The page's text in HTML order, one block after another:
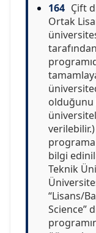
164 Çift
Ortak
olduğunu
programa
bilgi
Teknik
“Lisans/
Science”